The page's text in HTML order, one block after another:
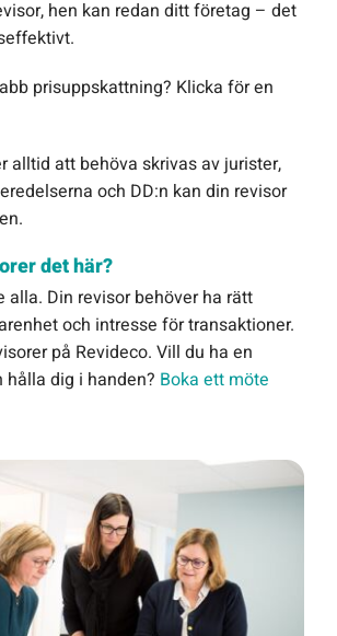
hen kan redan ditt företag – det
prisuppskattning? Klicka för en
alltid att behöva skrivas av jurister,
och DD:n kan din revisor
det här?
alla. Din revisor behöver ha rätt
och intresse för transaktioner.
på Revideco. Vill du ha en
hålla dig i handen? Boka ett möte